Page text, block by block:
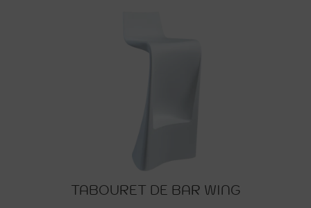
TABOURET DE BAR WING